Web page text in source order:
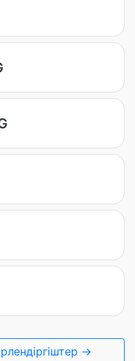
→